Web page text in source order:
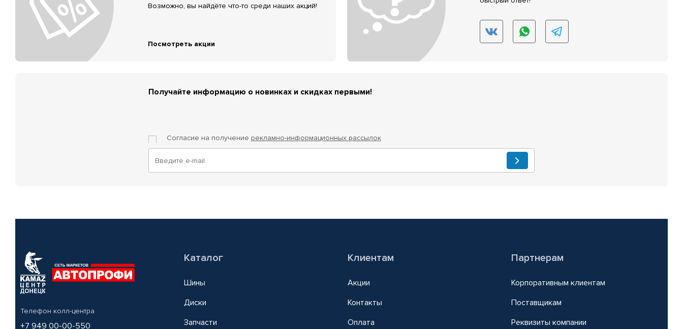
Возможно, вы найдёте что-то среди наших акций!
Посмотреть акции
Получайте информацию о новинках и скидках первыми!
Согласие на получение рекламно-информационных рассылок
Телефон колл-центра
+7 949 00-00-550
Каталог
Шины
Диски
Запчасти
Клиентам
Акции
Контакты
Оплата
Партнерам
Корпоративным клиентам
Поставщикам
Реквизиты компании